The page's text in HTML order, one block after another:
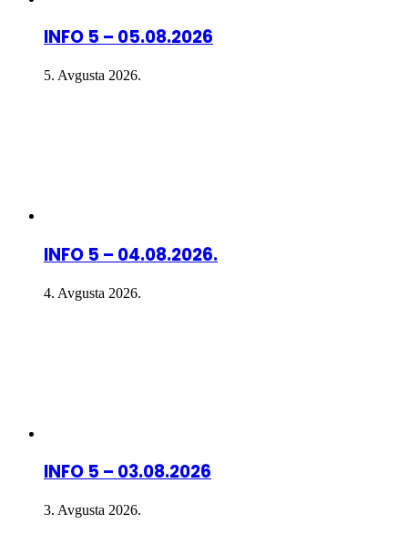
INFO 5 – 05.08.2026
5. Avgusta 2026.
INFO 5 – 04.08.2026.
4. Avgusta 2026.
INFO 5 – 03.08.2026
3. Avgusta 2026.